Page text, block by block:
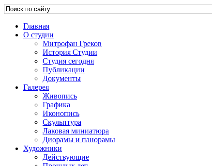
Главная
О студии
Митрофан Греков
История Студии
Студия сегодня
Публикации
Документы
Галерея
Живопись
Графика
Иконопись
Скульптура
Лаковая миниатюра
Диорамы и панорамы
Художники
Действующие